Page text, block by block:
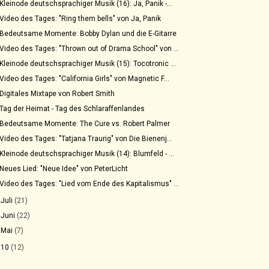
deutschsprachiger Musik (16): Ja, Panik -...
des Tages: "Ring them bells" von Ja, Panik
Momente: Bobby Dylan und die E-Gitarre
des Tages: "Thrown out of Drama School" von ...
deutschsprachiger Musik (15): Tocotronic ...
des Tages: "California Girls" von Magnetic F...
Mixtape von Robert Smith
der Heimat - Tag des Schlaraffenlandes
Momente: The Cure vs. Robert Palmer
des Tages: "Tatjana Traurig" von Die Bienenj...
deutschsprachiger Musik (14): Blumfeld - ...
Lied: "Neue Idee" von PeterLicht
des Tages: "Lied vom Ende des Kapitalismus" ...
Juli (21)
Juni (22)
Mai (7)
(12)